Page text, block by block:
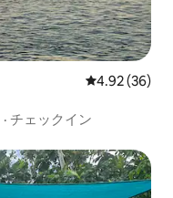
レビュー36
4.92 (36)
· チェックイン